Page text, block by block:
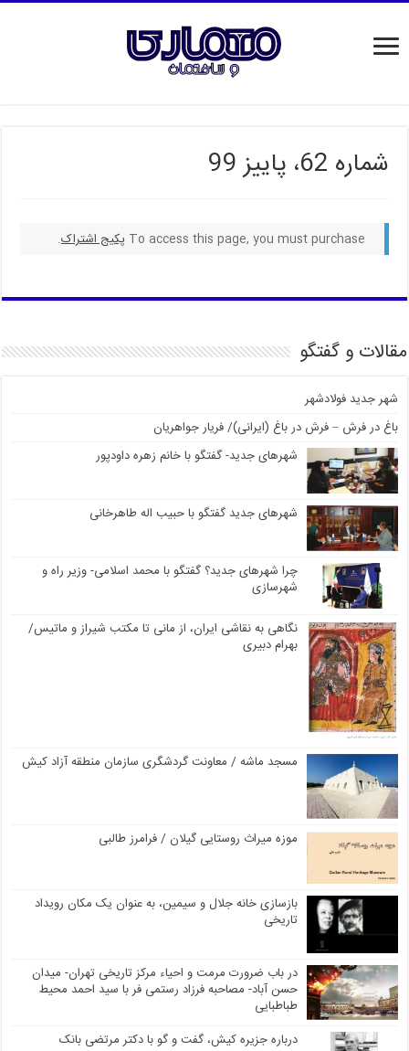
شماره 62، پاییز 99
To access this page, you must purchase پکیج اشتراک.
مقالات و گفتگو
شهر جدید فولادشهر
باغ در فرش – فرش در باغ (ایرانی)/ فریار جواهریان
شهرهای جدید- گفتگو با خانم زهره داودپور
شهرهای جدید گفتگو با حبیب اله طاهرخانی
چرا شهرهای جدید؟ گفتگو با محمد اسلامی- وزیر راه و
شهرسازی
نگاهی به نقاشی ایران، از مانی تا مکتب شیراز و ماتیس/
بهرام دبیری
مسجد ماشه / معاونت گردشگری سازمان منطقه آزاد کیش
موزه میراث روستایی گیلان / فرامرز طالبی
بازسازی خانه جلال و سیمین، به عنوان یک مکان رویداد
تاریخی
در باب ضرورت مرمت و احیاء مرکز تاریخی تهران- میدان
حسن آباد- مصاحبه فرزاد رستمی فر با سید احمد محیط
طباطبایی
درباره جزیره کیش، گفت و گو با دکتر مرتضی بانک